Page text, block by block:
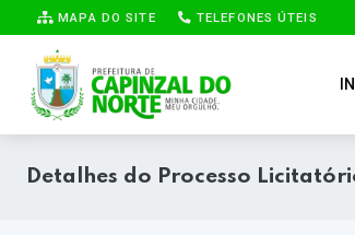
MAPA DO SITE TELEFONES ÚTEIS
Detalhes do Processo